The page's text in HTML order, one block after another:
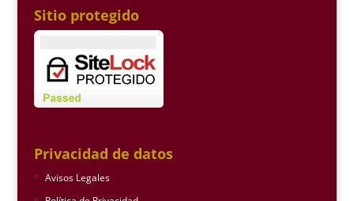
Sitio protegido
Privacidad de datos
Avisos Legales